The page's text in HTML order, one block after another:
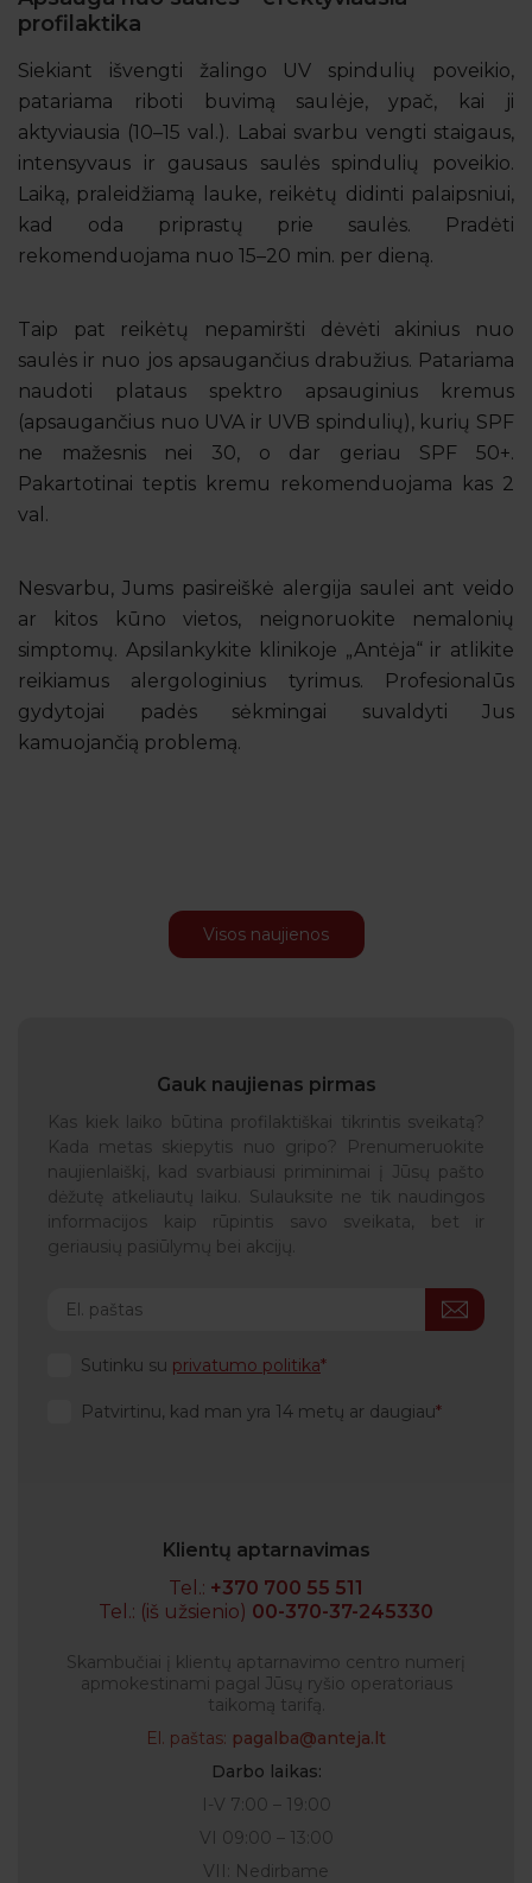
profilaktika
Siekiant išvengti žalingo UV spindulių poveikio,
patariama riboti buvimą saulėje, ypač, kai ji
aktyviausia (10–15 val.). Labai svarbu vengti staigaus,
intensyvaus ir gausaus saulės spindulių poveikio.
Laiką, praleidžiamą lauke, reikėtų didinti palaipsniui,
kad oda priprastų prie saulės. Pradėti
rekomenduojama nuo 15–20 min. per dieną.
Taip pat reikėtų nepamiršti dėvėti akinius nuo
saulės ir nuo jos apsaugančius drabužius. Patariama
naudoti plataus spektro apsauginius kremus
(apsaugančius nuo UVA ir UVB spindulių), kurių SPF
ne mažesnis nei 30, o dar geriau SPF 50+.
Pakartotinai teptis kremu rekomenduojama kas 2
val.
Nesvarbu, Jums pasireiškė alergija saulei ant veido
ar kitos kūno vietos, neignoruokite nemalonių
simptomų. Apsilankykite klinikoje „Antėja“ ir atlikite
reikiamus alergologinius tyrimus. Profesionalūs
gydytojai padės sėkmingai suvaldyti Jus
kamuojančią problemą.
Visos naujienos
Gauk naujienas pirmas
Kas kiek laiko būtina profilaktiškai tikrintis sveikatą?
Kada metas skiepytis nuo gripo? Prenumeruokite
naujienlaiškį, kad svarbiausi priminimai į Jūsų pašto
dėžutę atkeliautų laiku. Sulauksite ne tik naudingos
informacijos kaip rūpintis savo sveikata, bet ir
geriausių pasiūlymų bei akcijų.
Sutinku su privatumo politika
Patvirtinu, kad man yra 14 metų ar daugiau
Klientų aptarnavimas
Tel.: +370 700 55 511
Tel.: (iš užsienio) 00-370-37-245330
Skambučiai į klientų aptarnavimo centro numerį
apmokestinami pagal Jūsų ryšio operatoriaus
taikomą tarifą.
El. paštas: pagalba@anteja.lt
Darbo laikas:
I-V 7:00 – 19:00
VI 09:00 – 13:00
VII: Nedirbame